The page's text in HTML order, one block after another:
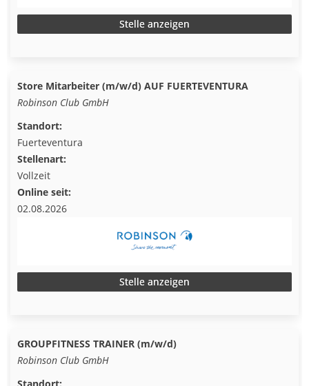
Stelle anzeigen
Store Mitarbeiter (m/w/d) AUF FUERTEVENTURA
Robinson Club GmbH
Standort:
Fuerteventura
Stellenart:
Vollzeit
Online seit:
02.08.2026
Stelle anzeigen
GROUPFITNESS TRAINER (m/w/d)
Robinson Club GmbH
Standort: